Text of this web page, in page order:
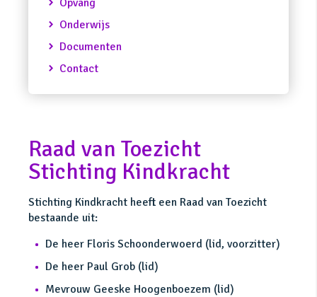
Opvang
Onderwijs
Documenten
Contact
Raad van Toezicht
Stichting Kindkracht
Stichting Kindkracht heeft een Raad van Toezicht
bestaande uit:
De heer Floris Schoonderwoerd (lid, voorzitter)
De heer Paul Grob (lid)
Mevrouw Geeske Hoogenboezem (lid)